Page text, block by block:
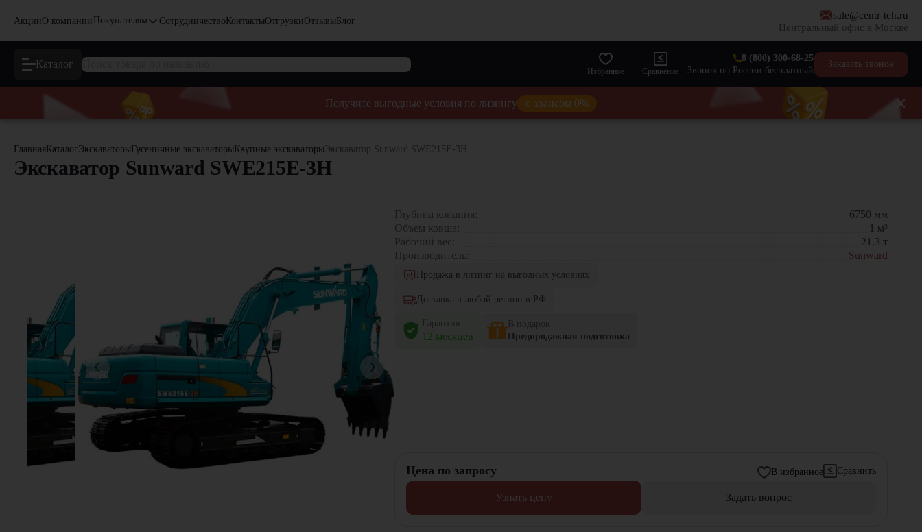
АкцииО компании Покупателям СотрудничествоКонтактыОтгрузкиОтзывыБлог
sale@centr-teh.ru
Центральный офис в Москве
Каталог
Избранное Сравнение
8 (800) 300-68-25
Звонок по России бесплатный
Заказать звонок
Получите выгодные условия по лизингу с авансом 0%
Главная КаталогЭкскаваторы Гусеничные экскаваторы Крупные экскаваторы Экскаватор Sunward SWE215E-3H
Экскаватор Sunward SWE215E-3H
Глубина копания: 6750 мм
Объем ковша:
1 м³
Рабочий вес:
21.3 т
Производитель:
Sunward
Продажа в лизинг на выгодных условиях
Доставка в любой регион в РФ
Гарантия
12 месяцев
В подарок
Предпродажная подготовка
Цена по запросу В избранное Сравнить
Узнать цену Задать вопрос